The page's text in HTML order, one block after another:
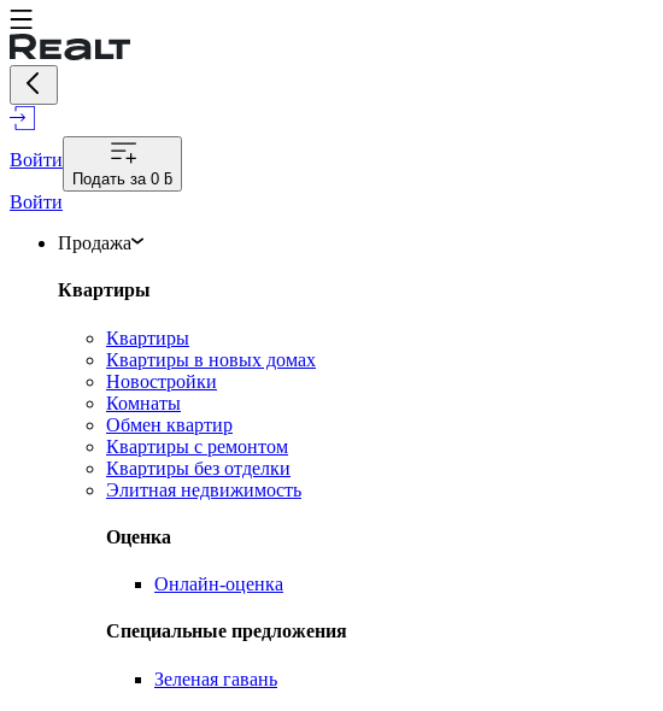
Войти
Подать за 0 ƃ
Войти
Продажа
Квартиры
Квартиры
Квартиры в новых домах
Новостройки
Комнаты
Обмен квартир
Квартиры с ремонтом
Квартиры без отделки
Элитная недвижимость
Оценка
Онлайн-оценка
Специальные предложения
Зеленая гавань